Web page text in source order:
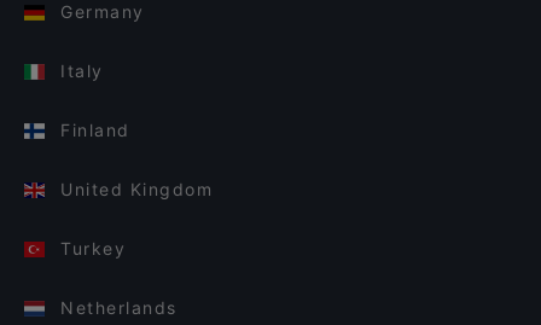
Germany
Italy
Finland
United Kingdom
Turkey
Netherlands